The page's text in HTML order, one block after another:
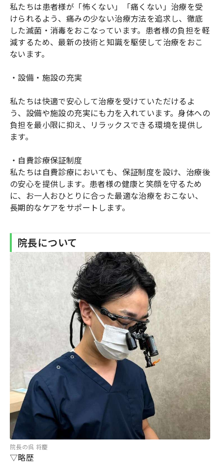
私たちは患者様が「怖くない」「痛くない」治療を受
けられるよう、痛みの少ない治療方法を追求し、徹底
した滅菌・消毒をおこなっています。患者様の負担を軽
減するため、最新の技術と知識を駆使して治療をおこ
ないます。
・設備・施設の充実
私たちは快適で安心して治療を受けていただけるよ
う、設備や施設の充実にも力を入れています。身体への
負担を最小限に抑え、リラックスできる環境を提供し
ます。
・自費診療保証制度
私たちは自費診療においても、保証制度を設け、治療後
の安心を提供します。患者様の健康と笑顔を守るため
に、お一人おひとりに合った最適な治療をおこない、
長期的なケアをサポートします。
院長について
院長の呉 将慶
▽略歴